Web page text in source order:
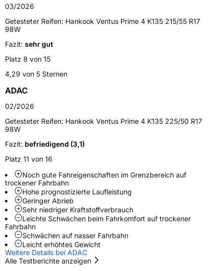
Modellname
FahrzeugartPKW & SUV
Weitere Eigenschaften
SchlauchtypTL
Verstärkt XL
Effizienz
NasshaftungA
Rollgeräusch (Klasse)A
Rollgeräusch (dB)68
FahrzeugklasseC1
03/2026
Getesteter Reifen: Hankook Ventus Prime 4 K135 215/55 R17
98W
Fazit: sehr gut
Platz 8 von 15
4,29 von 5 Sternen
ADAC
02/2026
Getesteter Reifen: Hankook Ventus Prime 4 K135 225/50 R17
98W
Fazit: befriedigend (3,1)
Platz 11 von 16
Noch gute Fahreigenschaften im Grenzbereich auf
trockener Fahrbahn
Hohe prognostizierte Laufleistung
Geringer Abrieb
Sehr niedriger Kraftstoffverbrauch
Leichte Schwächen beim Fahrkomfort auf trockener
Fahrbahn
Schwächen auf nasser Fahrbahn
Leicht erhöhtes Gewicht
Weitere Details bei ADAC
Alle Testberichte anzeigen